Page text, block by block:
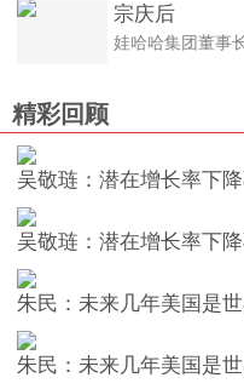
宗庆后
娃哈哈集团董事
精彩回顾
吴敬琏：潜在增长率下
吴敬琏：潜在增长率下
朱民：未来几年美国是
朱民：未来几年美国是